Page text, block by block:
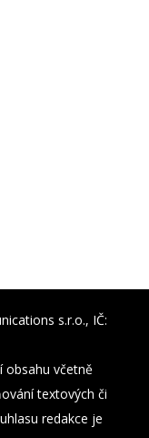
s.r.o., IČ:
obsahu včetně
textových či
redakce je